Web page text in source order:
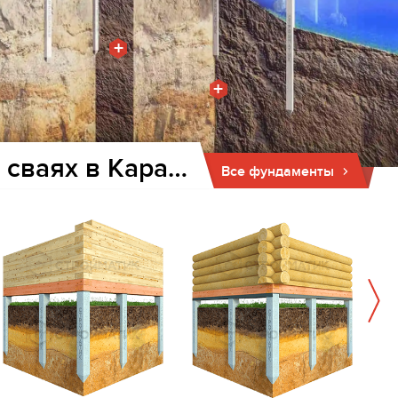
+
+
Все фундаменты
Фундамент для дома и бани на забивных ж/б сваях в Карабаше Татарстан